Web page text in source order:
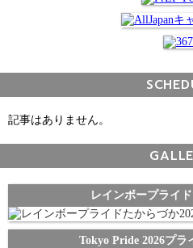
記事はありません。
レインボープライ
Tokyo Pride 2026プラ